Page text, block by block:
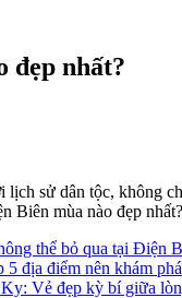
đẹp nhất?
sử dân tộc, không
Biên mùa nào đẹp
thể bỏ qua tại Điện
địa điểm nên khám phá
Vẻ đẹp kỳ bí giữa